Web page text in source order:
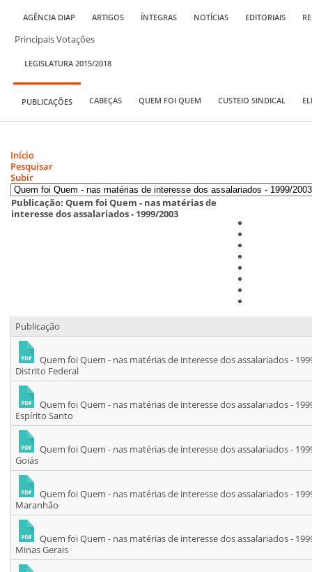
AGÊNCIA DIAP ARTIGOS ÍNTEGRAS NOTÍCIAS EDITORIAIS
Principais Votações
LEGISLATURA 2015/2018
PUBLICAÇÕES CABEÇAS QUEM FOI QUEM CUSTEIO SINDICAL
Início
Pesquisar
Subir
Publicação: Quem foi Quem - nas matérias de
interesse dos assalariados - 1999/2003
Publicação
Quem foi Quem - nas matérias de interesse dos assalariados -
Distrito Federal
Quem foi Quem - nas matérias de interesse dos assalariados -
Espírito Santo
Quem foi Quem - nas matérias de interesse dos assalariados -
Goiás
Quem foi Quem - nas matérias de interesse dos assalariados -
Maranhão
Quem foi Quem - nas matérias de interesse dos assalariados -
Minas Gerais